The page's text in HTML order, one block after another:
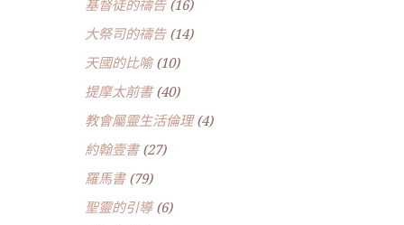
基督徒的禱告(16)
大祭司的禱告(14)
天國的比喻(10)
提摩太前書(40)
教會屬靈生活倫理(4)
約翰壹書(27)
羅馬書(79)
聖靈的引導(6)